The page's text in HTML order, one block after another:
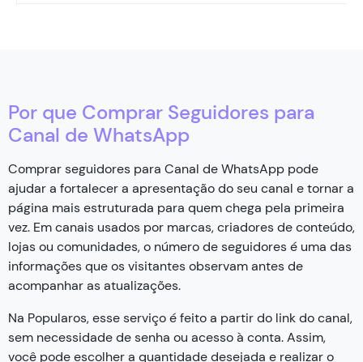
Por que Comprar Seguidores para
Canal de WhatsApp
Comprar seguidores para Canal de WhatsApp pode
ajudar a fortalecer a apresentação do seu canal e tornar a
página mais estruturada para quem chega pela primeira
vez. Em canais usados por marcas, criadores de conteúdo,
lojas ou comunidades, o número de seguidores é uma das
informações que os visitantes observam antes de
acompanhar as atualizações.
Na Popularos, esse serviço é feito a partir do link do canal,
sem necessidade de senha ou acesso à conta. Assim,
você pode escolher a quantidade desejada e realizar o